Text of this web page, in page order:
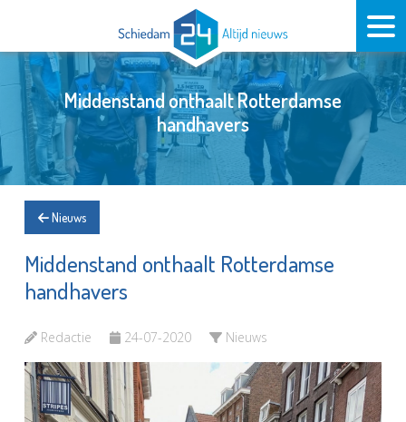
Middenstand onthaalt Rotterdamse
handhavers
Nieuws
Middenstand onthaalt Rotterdamse
handhavers
Redactie 24-07-2020 Nieuws